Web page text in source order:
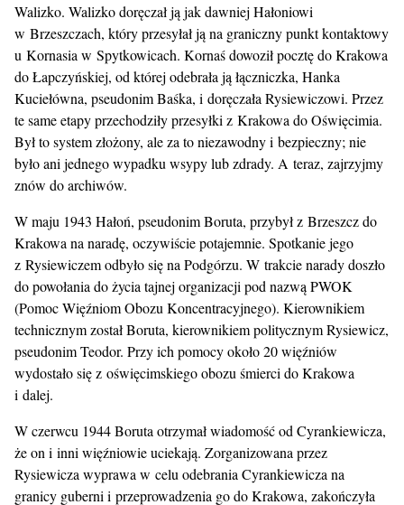
Walizko. Walizko doręczał ją jak dawniej Hałoniowi
w Brzeszczach, który przesyłał ją na graniczny punkt kontaktowy
u Kornasia w Spytkowicach. Kornaś dowoził pocztę do Krakowa
do Łapczyńskiej, od której odebrała ją łączniczka, Hanka
Kuciełówna, pseudonim Baśka, i doręczała Rysiewiczowi. Przez
te same etapy przechodziły przesyłki z Krakowa do Oświęcimia.
Był to system złożony, ale za to niezawodny i bezpieczny; nie
było ani jednego wypadku wsypy lub zdrady. A teraz, zajrzyjmy
znów do archiwów.
W maju 1943 Hałoń, pseudonim Boruta, przybył z Brzeszcz do
Krakowa na naradę, oczywiście potajemnie. Spotkanie jego
z Rysiewiczem odbyło się na Podgórzu. W trakcie narady doszło
do powołania do życia tajnej organizacji pod nazwą PWOK
(Pomoc Więźniom Obozu Koncentracyjnego). Kierownikiem
technicznym został Boruta, kierownikiem politycznym Rysiewicz,
pseudonim Teodor. Przy ich pomocy około 20 więźniów
wydostało się z oświęcimskiego obozu śmierci do Krakowa
i dalej.
W czerwcu 1944 Boruta otrzymał wiadomość od Cyrankiewicza,
że on i inni więźniowie uciekają. Zorganizowana przez
Rysiewicza wyprawa w celu odebrania Cyrankiewicza na
granicy guberni i przeprowadzenia go do Krakowa, zakończyła